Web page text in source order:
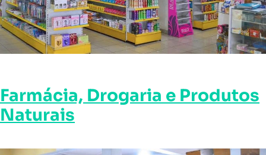
Farmácia, Drogaria e Produtos
Naturais